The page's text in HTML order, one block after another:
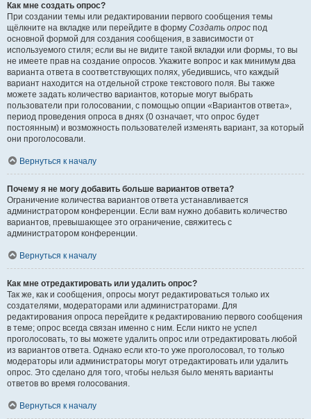
Как мне создать опрос?
При создании темы или редактировании первого сообщения темы
щёлкните на вкладке или перейдите в форму Создать опрос под
основной формой для создания сообщения, в зависимости от
используемого стиля; если вы не видите такой вкладки или формы, то вы
не имеете прав на создание опросов. Укажите вопрос и как минимум два
варианта ответа в соответствующих полях, убедившись, что каждый
вариант находится на отдельной строке текстового поля. Вы также
можете задать количество вариантов, которые могут выбрать
пользователи при голосовании, с помощью опции «Вариантов ответа»,
период проведения опроса в днях (0 означает, что опрос будет
постоянным) и возможность пользователей изменять вариант, за который
они проголосовали.
Вернуться к началу
Почему я не могу добавить больше вариантов ответа?
Ограничение количества вариантов ответа устанавливается
администратором конференции. Если вам нужно добавить количество
вариантов, превышающее это ограничение, свяжитесь с
администратором конференции.
Вернуться к началу
Как мне отредактировать или удалить опрос?
Так же, как и сообщения, опросы могут редактироваться только их
создателями, модераторами или администраторами. Для
редактирования опроса перейдите к редактированию первого сообщения
в теме; опрос всегда связан именно с ним. Если никто не успел
проголосовать, то вы можете удалить опрос или отредактировать любой
из вариантов ответа. Однако если кто-то уже проголосовал, то только
модераторы или администраторы могут отредактировать или удалить
опрос. Это сделано для того, чтобы нельзя было менять варианты
ответов во время голосования.
Вернуться к началу